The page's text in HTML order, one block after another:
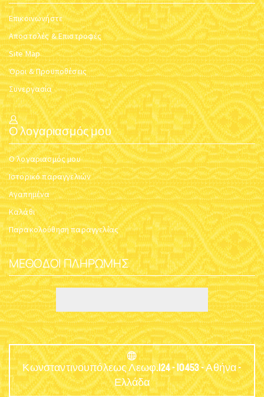
Επικοινωνήστε
Αποστολές & Επιστροφές
Site Map
Όροι & Προϋποθέσεις
Συνεργασία
Ο λογαριασμός μου
Ο λογαριασμός μου
Ιστορικό παραγγελιών
Αγαπημένα
Καλάθι
Παρακολούθηση παραγγελίας
ΜΈΘΟΔΟΙ ΠΛΗΡΩΜΉΣ
Κωνσταντινουπόλεως Λεωφ.124 - 10453 - Αθήνα -
Ελλάδα